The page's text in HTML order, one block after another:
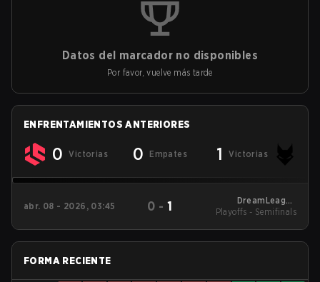
Datos del marcador no disponibles
Por favor, vuelve más tarde
ENFRENTAMIENTOS ANTERIORES
0 Victorias 0 Empates 1 Victorias
abr. 08 - 2026, 03:45 0 -1
DreamLeague
Western Europe Open
Playoffs - Semifinals
FORMA RECIENTE